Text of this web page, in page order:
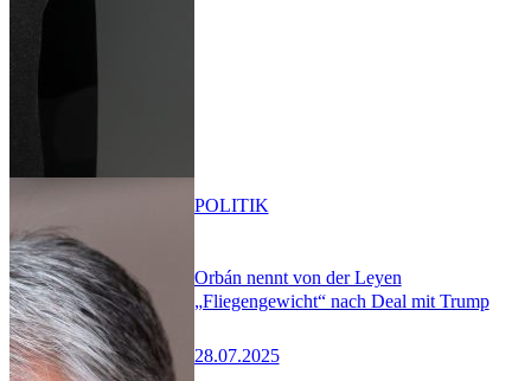
Orbán nennt von der Leyen
„Fliegengewicht“ nach Deal mit Trump
28.07.2025
POLITIK